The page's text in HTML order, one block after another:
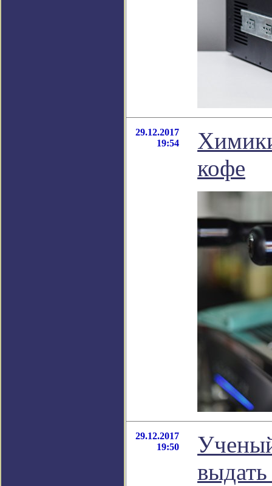
29.12.2017
19:54
кофе
29.12.2017
19:50